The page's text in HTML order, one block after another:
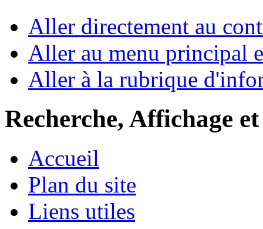
Aller directement au
Aller au menu principal
Aller à la rubrique
Recherche, Affichage
Accueil
Plan du site
Liens utiles